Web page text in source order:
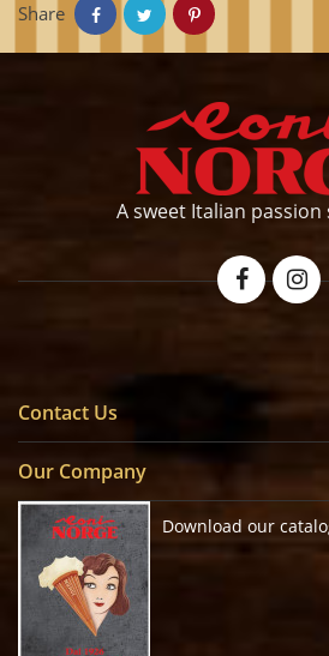
Share
A sweet Italian passion
Contact Us
Our Company
Download our